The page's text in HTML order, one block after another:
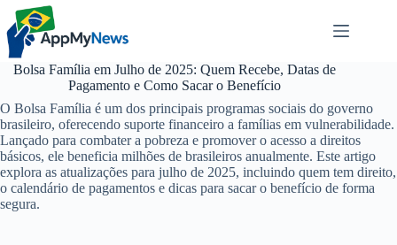
Pular
para
conteúdo
Bolsa Família em Julho de 2025: Quem Recebe, Datas de
Pagamento e Como Sacar o Benefício
O Bolsa Família é um dos principais programas sociais do governo
brasileiro, oferecendo suporte financeiro a famílias em vulnerabilidade.
Lançado para combater a pobreza e promover o acesso a direitos
básicos, ele beneficia milhões de brasileiros anualmente. Este artigo
explora as atualizações para julho de 2025, incluindo quem tem direito,
o calendário de pagamentos e dicas para sacar o benefício de forma
segura.